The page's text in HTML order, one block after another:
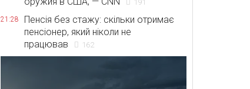
191
21:28
Пенсія без стажу: скільки отримає
пенсіонер, який ніколи не
працював
162